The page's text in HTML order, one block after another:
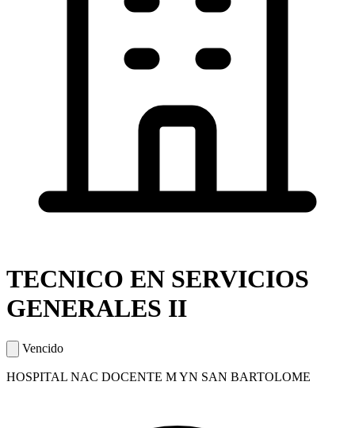
TECNICO EN SERVICIOS
GENERALES II
Vencido
HOSPITAL NAC DOCENTE M YN SAN BARTOLOME